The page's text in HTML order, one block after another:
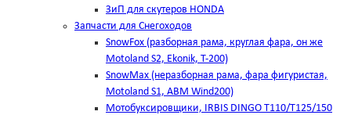
ЗиП для скутеров HONDA
Запчасти для Снегоходов
SnowFox (разборная рама, круглая фара, он же
Motoland S2, Ekonik, T-200)
SnowMax (неразборная рама, фара фигуристая,
Motoland S1, ABM Wind200)
Мотобуксировщики, IRBIS DINGO Т110/Т125/150